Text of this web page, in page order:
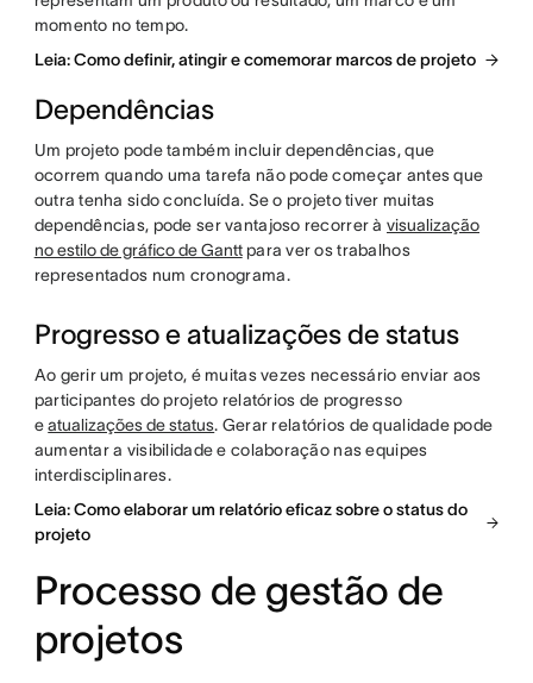
momento no tempo.
Leia: Como definir, atingir e comemorar marcos de projeto
Dependências
Um projeto pode também incluir dependências, que
ocorrem quando uma tarefa não pode começar antes que
outra tenha sido concluída. Se o projeto tiver muitas
dependências, pode ser vantajoso recorrer à visualização
no estilo de gráfico de Ganttpara ver os trabalhos
representados num cronograma.
Progresso e atualizações de status
Ao gerir um projeto, é muitas vezes necessário enviar aos
participantes do projeto relatórios de progresso
eatualizações de status. Gerar relatórios de qualidade pode
aumentar a visibilidade e colaboração nas equipes
interdisciplinares.
Leia: Como elaborar um relatório eficaz sobre o status do
projeto
Processo de gestão de
projetos